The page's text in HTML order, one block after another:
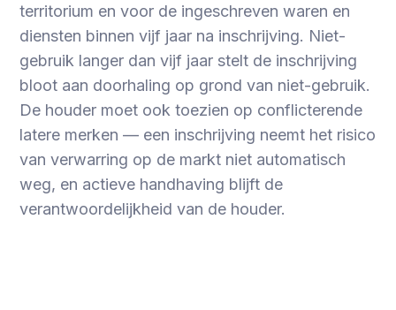
territorium en voor de ingeschreven waren en
diensten binnen vijf jaar na inschrijving. Niet-
gebruik langer dan vijf jaar stelt de inschrijving
bloot aan doorhaling op grond van niet-gebruik.
De houder moet ook toezien op conflicterende
latere merken — een inschrijving neemt het risico
van verwarring op de markt niet automatisch
weg, en actieve handhaving blijft de
verantwoordelijkheid van de houder.